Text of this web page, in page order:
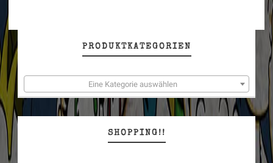
PRODUKTKATEGORIEN
Eine Kategorie auswählen
SHOPPING!!